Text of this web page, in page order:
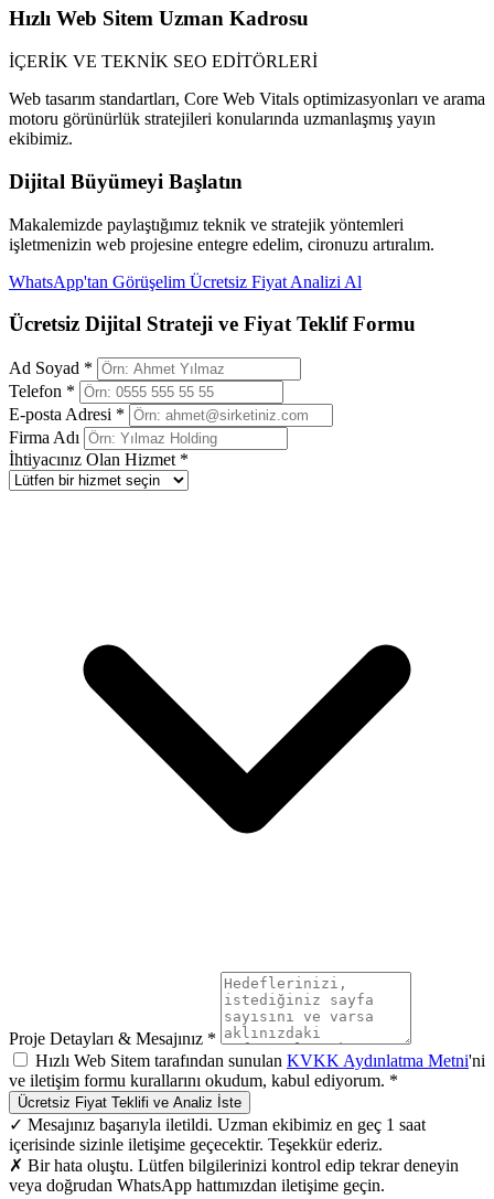
Hızlı Web Sitem Uzman Kadrosu
İÇERİK VE TEKNİK SEO EDİTÖRLERİ
Web tasarım standartları, Core Web Vitals optimizasyonları ve arama
motoru görünürlük stratejileri konularında uzmanlaşmış yayın
ekibimiz.
Dijital Büyümeyi Başlatın
Makalemizde paylaştığımız teknik ve stratejik yöntemleri
işletmenizin web projesine entegre edelim, cironuzu artıralım.
WhatsApp'tan Görüşelim Ücretsiz Fiyat Analizi Al
Ücretsiz Dijital Strateji ve Fiyat Teklif Formu
Ad Soyad *
Telefon *
E-posta Adresi *
Firma Adı
İhtiyacınız Olan Hizmet *
Proje Detayları & Mesajınız *
Hızlı Web Sitem tarafından sunulan KVKK Aydınlatma Metni'ni
ve iletişim formu kurallarını okudum, kabul ediyorum. *
Ücretsiz Fiyat Teklifi ve Analiz İste
✓ Mesajınız başarıyla iletildi. Uzman ekibimiz en geç 1 saat
içerisinde sizinle iletişime geçecektir. Teşekkür ederiz.
✗ Bir hata oluştu. Lütfen bilgilerinizi kontrol edip tekrar deneyin
veya doğrudan WhatsApp hattımızdan iletişime geçin.